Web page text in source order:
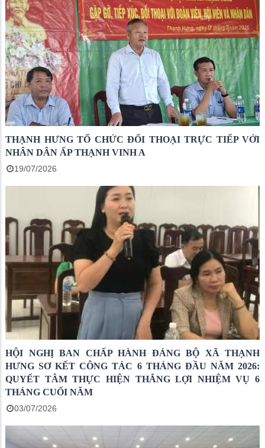
THẠNH HƯNG TỔ CHỨC ĐỐI THOẠI TRỰC TIẾP VỚI
NHÂN DÂN ẤP THẠNH VINH A
19/07/2026
HỘI NGHỊ BAN CHẤP HÀNH ĐẢNG BỘ XÃ THẠNH
HƯNG SƠ KẾT CÔNG TÁC 6 THÁNG ĐẦU NĂM 2026:
QUYẾT TÂM THỰC HIỆN THẮNG LỢI NHIỆM VỤ 6
THÁNG CUỐI NĂM
03/07/2026